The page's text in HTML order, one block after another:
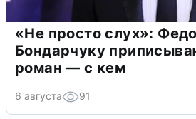
«Не просто слух»:
Бондарчуку
роман — с кем
6 августа 91